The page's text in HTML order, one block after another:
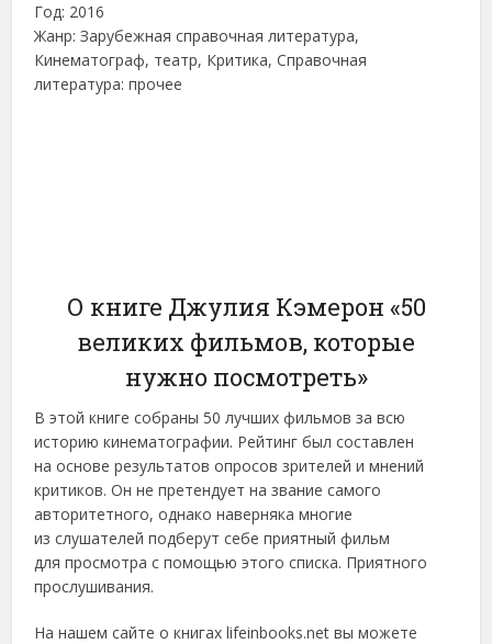
Год: 2016
Жанр: Зарубежная справочная литература,
Кинематограф, театр, Критика, Справочная
литература: прочее
О книге Джулия Кэмерон «50
великих фильмов, которые
нужно посмотреть»
В этой книге собраны 50 лучших фильмов за всю
историю кинематографии. Рейтинг был составлен
на основе результатов опросов зрителей и мнений
критиков. Он не претендует на звание самого
авторитетного, однако наверняка многие
из слушателей подберут себе приятный фильм
для просмотра с помощью этого списка. Приятного
прослушивания.
На нашем сайте о книгах lifeinbooks.net вы можете